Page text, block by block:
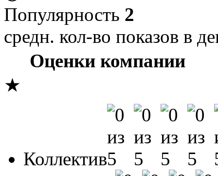
Популярность 2
средн. кол-во показов в
Оценки компании
★
Коллектив